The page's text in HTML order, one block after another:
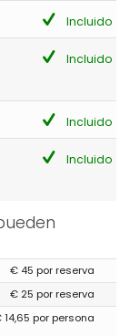
Incluido
Incluido
Incluido
Incluido
€ 45 por reserva
€ 25 por reserva
14,65 por persona